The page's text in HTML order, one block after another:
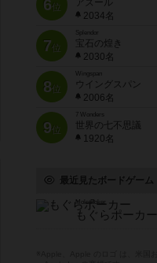
6位
アズール
2034名
7位
宝石の煌き
2030名
8位
Wingspan
ウイングスパン
2006名
9位
7 Wonders
世界の七不思議
1920名
最近見たボードゲーム
Mole Poker
もぐらポーカー